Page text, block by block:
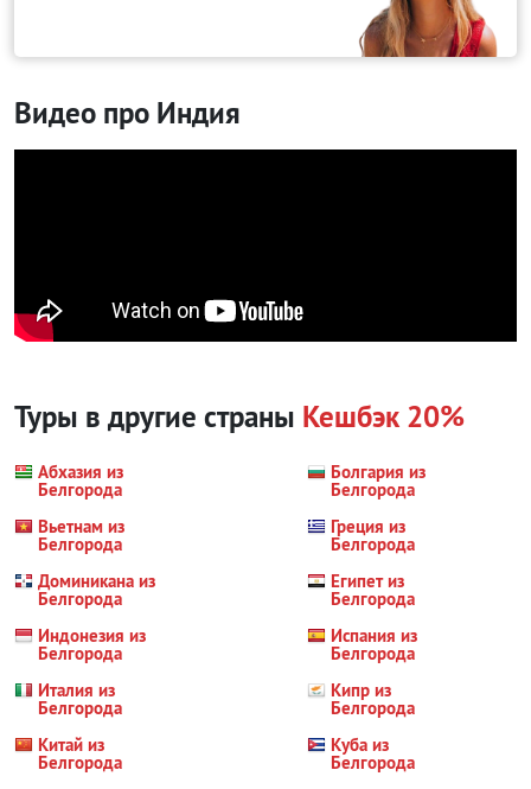
Видео про Индия
Туры в другие страны Кешбэк 20%
Абхазия из
Белгорода
Болгария из
Белгорода
Вьетнам из
Белгорода
Греция из
Белгорода
Доминикана из
Белгорода
Египет из
Белгорода
Индонезия из
Белгорода
Испания из
Белгорода
Италия из
Белгорода
Кипр из
Белгорода
Китай из
Белгорода
Куба из
Белгорода